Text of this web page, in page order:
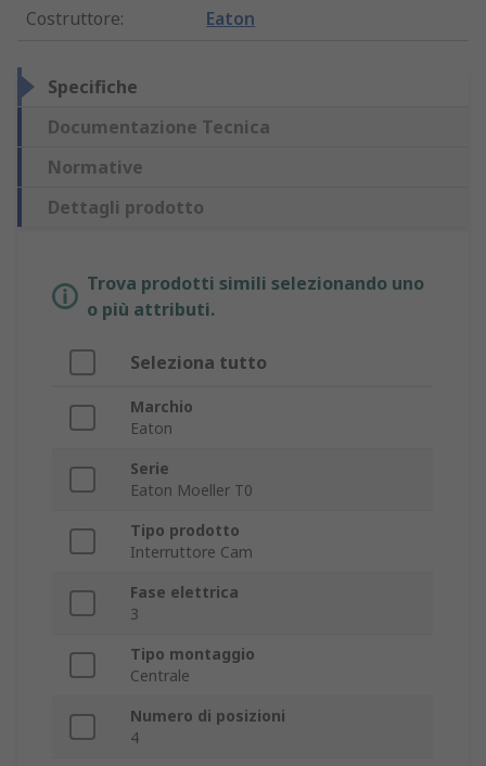
Costruttore: Eaton
Specifiche
Documentazione Tecnica
Normative
Dettagli prodotto
Trova prodotti simili selezionando uno
o più attributi.
Seleziona tutto
Marchio
Eaton
Serie
Eaton Moeller T0
Tipo prodotto
Interruttore Cam
Fase elettrica
3
Tipo montaggio
Centrale
Numero di posizioni
4